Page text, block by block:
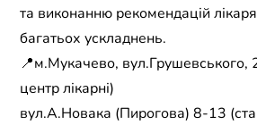
та виконанню рекомендацій
багатьох ускладнень.
📍м.Мукачево, вул.Грушевського,
центр лікарні)
вул.А.Новака (Пирогова) 8-13